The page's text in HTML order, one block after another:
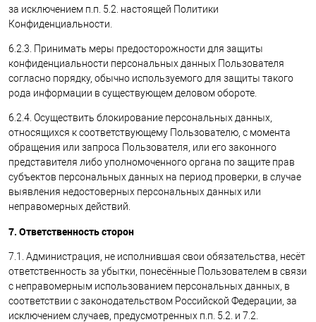
за исключением п.п. 5.2. настоящей Политики
Конфиденциальности.
6.2.3. Принимать меры предосторожности для защиты
конфиденциальности персональных данных Пользователя
согласно порядку, обычно используемого для защиты такого
рода информации в существующем деловом обороте.
6.2.4. Осуществить блокирование персональных данных,
относящихся к соответствующему Пользователю, с момента
обращения или запроса Пользователя, или его законного
представителя либо уполномоченного органа по защите прав
субъектов персональных данных на период проверки, в случае
выявления недостоверных персональных данных или
неправомерных действий.
7. Ответственность сторон
7.1. Администрация, не исполнившая свои обязательства, несёт
ответственность за убытки, понесённые Пользователем в связи
с неправомерным использованием персональных данных, в
соответствии с законодательством Российской Федерации, за
исключением случаев, предусмотренных п.п. 5.2. и 7.2.